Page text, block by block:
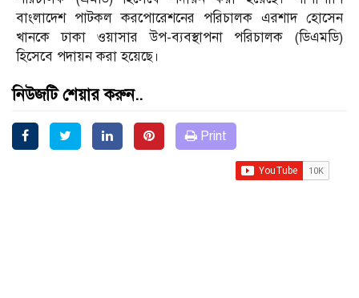
বাংলাদেশ পাটকল করপোরেশনের পরিচালক এরশাদ হোসেন
খানকে ঢাকা ওয়াসার উপ-ব্যবস্থাপনা পরিচালক (ডিএমডি)
হিসেবে পদায়ন করা হয়েছে।
নিউজটি শেয়ার করুন..
Print